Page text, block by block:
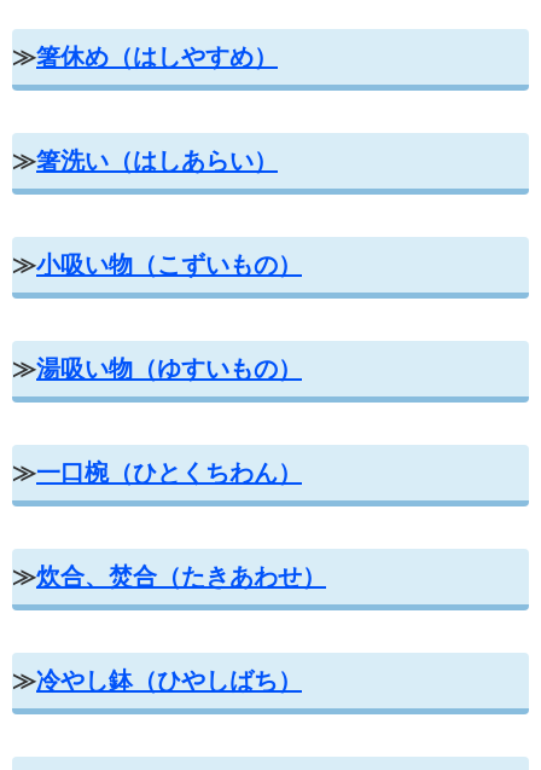
≫箸休め（はしやすめ）
≫箸洗い（はしあらい）
≫小吸い物（こずいもの）
≫湯吸い物（ゆすいもの）
≫一口椀（ひとくちわん）
≫炊合、焚合（たきあわせ）
≫冷やし鉢（ひやしばち）